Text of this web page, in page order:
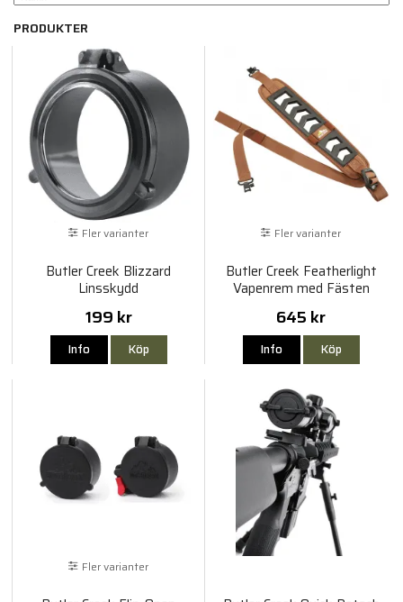
PRODUKTER
Fler varianter
Butler Creek Blizzard
Linsskydd
199 kr
Info Köp
Fler varianter
Butler Creek Featherlight
Vapenrem med Fästen
645 kr
Info Köp
Fler varianter